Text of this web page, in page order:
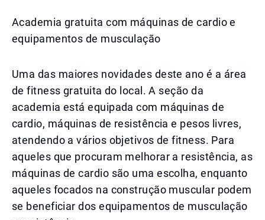
Academia gratuita com máquinas de cardio e
equipamentos de musculação
Uma das maiores novidades deste ano é a área
de fitness gratuita do local. A seção da
academia está equipada com máquinas de
cardio, máquinas de resistência e pesos livres,
atendendo a vários objetivos de fitness. Para
aqueles que procuram melhorar a resistência, as
máquinas de cardio são uma escolha, enquanto
aqueles focados na construção muscular podem
se beneficiar dos equipamentos de musculação